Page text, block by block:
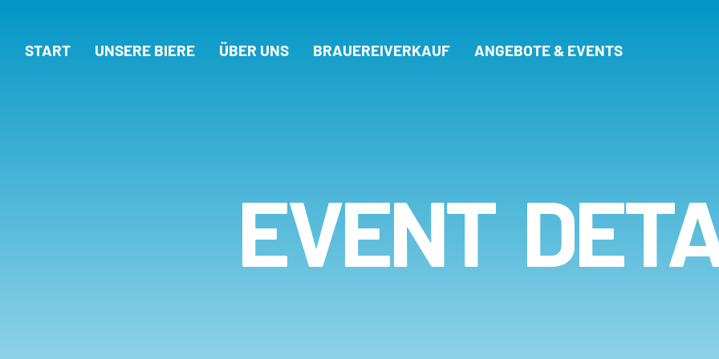
START UNSERE BIERE ÜBER UNS BRAUEREIVERKAUF ANGEBOTE & EVENTS
EVENT